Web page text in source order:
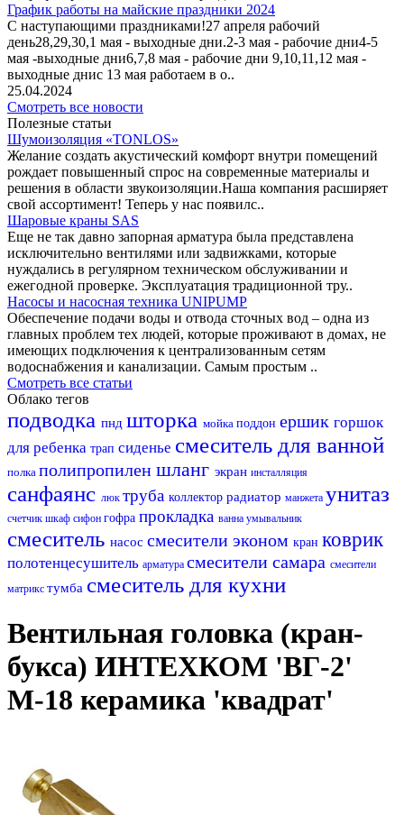
График работы на майские праздники 2024
С наступающими праздниками!27 апреля рабочий
день28,29,30,1 мая - выходные дни.2-3 мая - рабочие дни4-5
мая -выходные дни6,7,8 мая - рабочие дни 9,10,11,12 мая -
выходные днис 13 мая работаем в о..
25.04.2024
Смотреть все новости
Полезные статьи
Шумоизоляция «TONLOS»
Желание создать акустический комфорт внутри помещений
рождает повышенный спрос на современные материалы и
решения в области звукоизоляции.Наша компания расширяет
свой ассортимент! Теперь у нас появилс..
Шаровые краны SAS
Еще не так давно запорная арматура была представлена
исключительно вентилями или задвижками, которые
нуждались в регулярном техническом обслуживании и
ежегодной проверке. Эксплуатация традиционной тру..
Насосы и насосная техника UNIPUMP
Обеспечение подачи воды и отвода сточных вод – одна из
главных проблем тех людей, которые проживают в домах, не
имеющих подключения к централизованным сетям
водоснабжения и канализации. Самым простым ..
Смотреть все статьи
Облако тегов
подводка пнд шторка мойка поддон ершик горшок
для ребенка трап сиденье смеситель для ванной
полка полипропилен шланг экран инсталляция
санфаянс люк труба коллектор радиатор манжета унитаз
счетчик шкаф сифон гофра прокладка ванна умывальник
смеситель насос смесители эконом кран коврик
полотенцесушитель арматура смесители самара смесители
матрикс тумба смеситель для кухни
Вентильная головка (кран-
букса) ИНТЕХКОМ 'ВГ-2'
М-18 керамика 'квадрат'